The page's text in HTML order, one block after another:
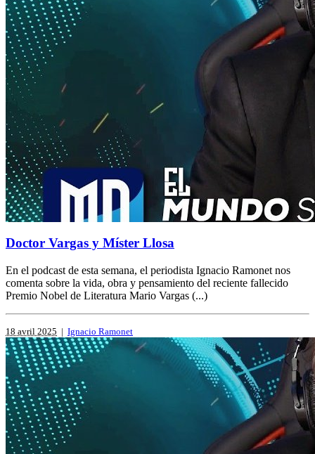
Doctor Vargas y Míster Llosa
En el podcast de esta semana, el periodista Ignacio Ramonet nos
comenta sobre la vida, obra y pensamiento del reciente fallecido
Premio Nobel de Literatura Mario Vargas (...)
18 avril 2025 | Ignacio Ramonet